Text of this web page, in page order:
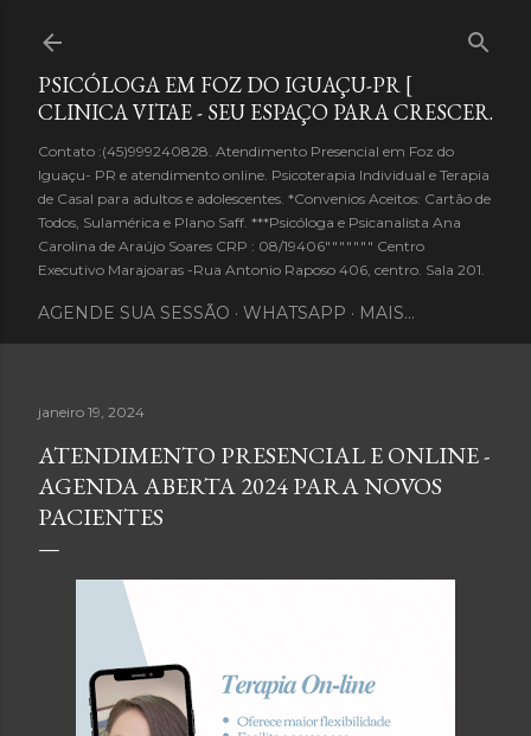
PSICÓLOGA EM FOZ DO IGUAÇU-PR [
CLINICA VITAE - SEU ESPAÇO PARA CRESCER.
Contato :(45)999240828. Atendimento Presencial em Foz do
Iguaçu- PR e atendimento online. Psicoterapia Individual e Terapia
de Casal para adultos e adolescentes. *Convenios Aceitos: Cartão de
Todos, Sulamérica e Plano Saff. ***Psicóloga e Psicanalista Ana
Carolina de Araújo Soares CRP : 08/19406""""""" Centro
Executivo Marajoaras -Rua Antonio Raposo 406, centro. Sala 201.
AGENDE SUA SESSÃO WHATSAPP MAIS…
janeiro 19, 2024
ATENDIMENTO PRESENCIAL E ONLINE -
AGENDA ABERTA 2024 PARA NOVOS
PACIENTES